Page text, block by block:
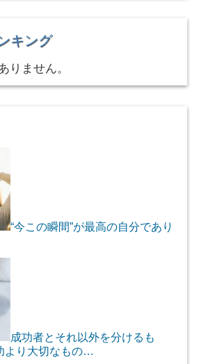
キング
りません。
“今この瞬間”が最高の自分であり
成功者とそれ以外を分けるも
より大切なもの…